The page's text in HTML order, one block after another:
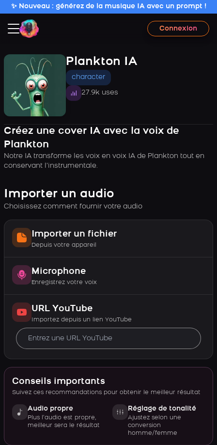
✨ Nouveau : générez de la musique IA avec un prompt !
Connexion
Plankton IA
character
27.9k uses
Créez une cover IA avec la voix de
Plankton
Notre IA transforme les voix en voix IA de Plankton tout en
conservant l’instrumentale.
Importer un audio
Choisissez comment fournir votre audio
Importer un fichier
Depuis votre appareil
Microphone
Enregistrez votre voix
URL YouTube
Importez depuis un lien YouTube
Conseils importants
Suivez ces recommandations pour obtenir le meilleur résultat
Audio propre
Plus l’audio est propre,
meilleur sera le résultat
Réglage de tonalité
Ajustez selon une
conversion
homme/femme